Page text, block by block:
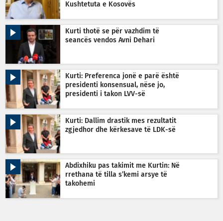
Kushtetuta e Kosovës
Kurti thotë se për vazhdim të
seancës vendos Avni Dehari
Kurti: Preferenca jonë e parë është
presidenti konsensual, nëse jo,
presidenti i takon LVV-së
Kurti: Dallim drastik mes rezultatit
zgjedhor dhe kërkesave të LDK-së
Abdixhiku pas takimit me Kurtin: Në
rrethana të tilla s’kemi arsye të
takohemi